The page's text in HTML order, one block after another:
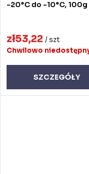
-20°C do -10°C, 100g
zł53,22 / szt
Chwilowo
SZCZEGÓŁY